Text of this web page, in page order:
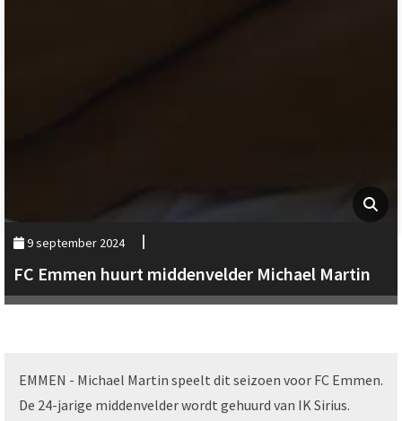
9 september 2024
FC Emmen huurt middenvelder Michael Martin
EMMEN - Michael Martin speelt dit seizoen voor FC Emmen.
De 24-jarige middenvelder wordt gehuurd van IK Sirius.